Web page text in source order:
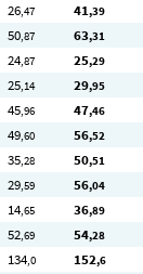
26,47 41,39
50,87 63,31
24,87 25,29
25,14 29,95
45,96 47,46
49,60 56,52
35,28 50,51
29,59 56,04
14,65 36,89
52,69 54,28
134,0 152,6